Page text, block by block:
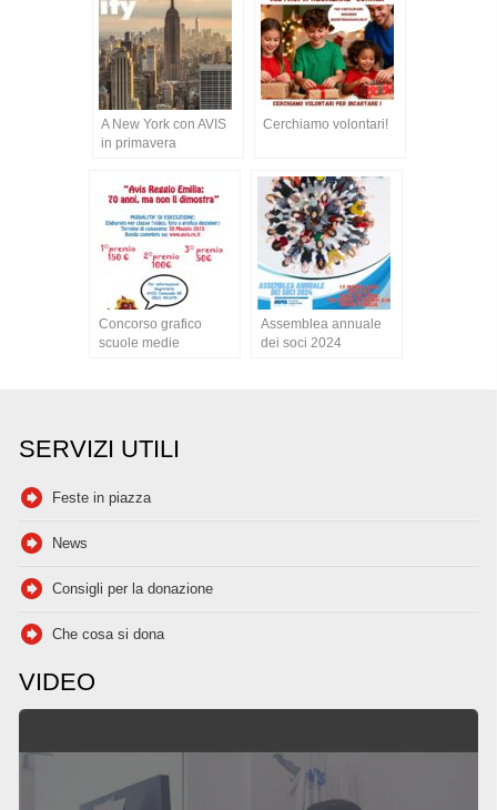
A New York con AVIS
in primavera
Cerchiamo volontari!
Concorso grafico
scuole medie
Assemblea annuale
dei soci 2024
SERVIZI UTILI
Feste in piazza
News
Consigli per la donazione
Che cosa si dona
VIDEO